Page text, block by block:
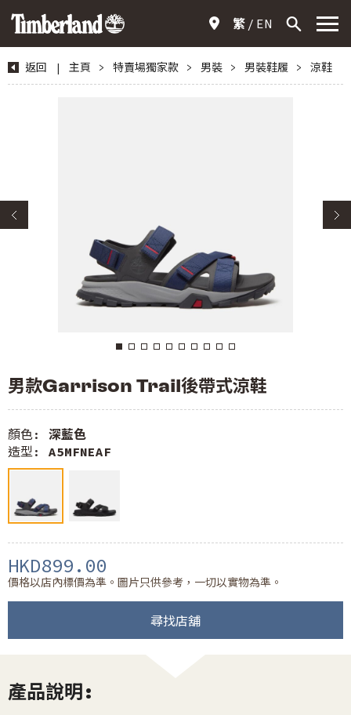
繁 EN
返回 | 主頁 > 特賣場獨家款 > 男裝 > 男裝鞋履 > 涼鞋
男款Garrison Trail後帶式涼鞋
顏色: 深藍色
造型: A5MFNEAF
HKD899.00
價格以店內標價為準。圖片只供參考，一切以實物為準。
尋找店舖
產品說明: